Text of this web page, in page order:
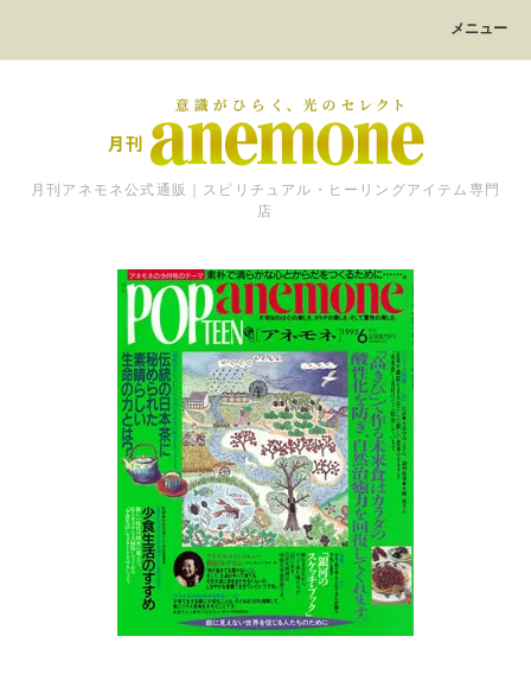
メニュー
月刊アネモネ公式通販｜スピリチュアル・ヒーリングアイテム専門
店